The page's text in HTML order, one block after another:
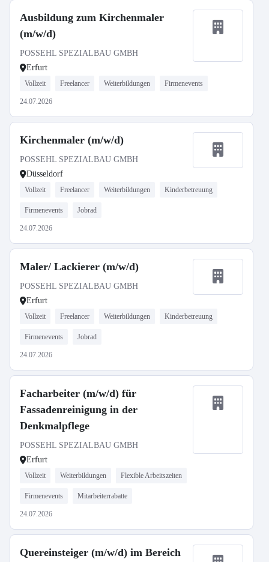
Ausbildung zum Kirchenmaler
(m/w/d)
POSSEHL SPEZIALBAU GMBH
Erfurt
Vollzeit Freelancer Weiterbildungen Firmenevents
24.07.2026
Kirchenmaler (m/w/d)
POSSEHL SPEZIALBAU GMBH
Düsseldorf
Vollzeit Freelancer Weiterbildungen Kinderbetreuung
Firmenevents Jobrad
24.07.2026
Maler/ Lackierer (m/w/d)
POSSEHL SPEZIALBAU GMBH
Erfurt
Vollzeit Freelancer Weiterbildungen Kinderbetreuung
Firmenevents Jobrad
24.07.2026
Facharbeiter (m/w/d) für
Fassadenreinigung in der
Denkmalpflege
POSSEHL SPEZIALBAU GMBH
Erfurt
Vollzeit Weiterbildungen Flexible Arbeitszeiten
Firmenevents Mitarbeiterrabatte
24.07.2026
Quereinsteiger (m/w/d) im Bereich